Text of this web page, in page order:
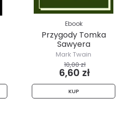
Ebook
Przygody Tomka
Sawyera
Mark Twain
10,00 zł
6,60 zł
KUP